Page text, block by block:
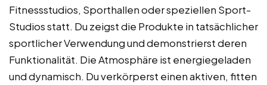
Fitnessstudios, Sporthallen oder speziellen Sport-
Studios statt. Du zeigst die Produkte in tatsächlicher
sportlicher Verwendung und demonstrierst deren
Funktionalität. Die Atmosphäre ist energiegeladen
und dynamisch. Du verkörperst einen aktiven, fitten